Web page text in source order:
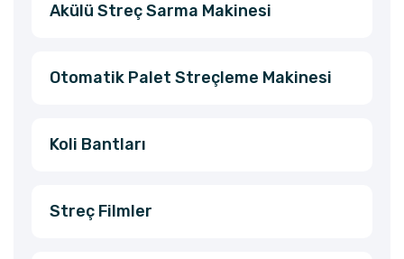
Akülü Streç Sarma Makinesi
Otomatik Palet Streçleme Makinesi
Koli Bantları
Streç Filmler